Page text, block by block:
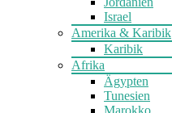
Israel
Amerika & Karibik
Karibik
Afrika
Ägypten
Tunesien
Marokko